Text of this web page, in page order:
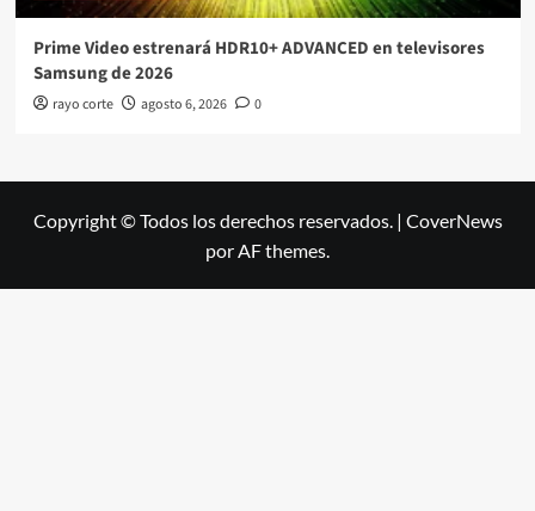
Prime Video estrenará HDR10+ ADVANCED en televisores
Samsung de 2026
rayo corte agosto 6, 2026 0
Copyright © Todos los derechos reservados. | CoverNews
por AF themes.